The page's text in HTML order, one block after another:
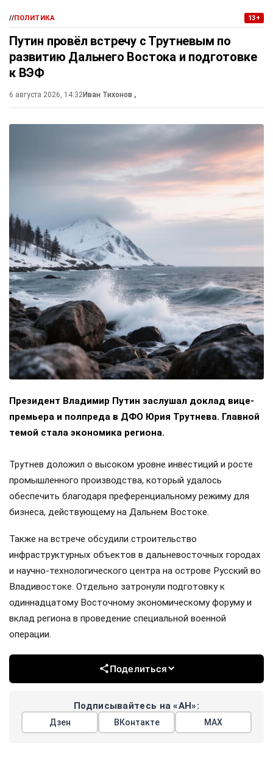
//ПОЛИТИКА 13+
Путин провёл встречу с Трутневым по
развитию Дальнего Востока и подготовке
к ВЭФ
6 августа 2026, 14:32Иван Тихонов ,
Президент Владимир Путин заслушал доклад вице-
премьера и полпреда в ДФО Юрия Трутнева. Главной
темой стала экономика региона.
Трутнев доложил о высоком уровне инвестиций и росте
промышленного производства, который удалось
обеспечить благодаря преференциальному режиму для
бизнеса, действующему на Дальнем Востоке.
Также на встрече обсудили строительство
инфраструктурных объектов в дальневосточных городах
и научно-технологического центра на острове Русский во
Владивостоке. Отдельно затронули подготовку к
одиннадцатому Восточному экономическому форуму и
вклад региона в проведение специальной военной
операции.
Поделиться
Подписывайтесь на «АН»:
Дзен ВКонтакте МАХ